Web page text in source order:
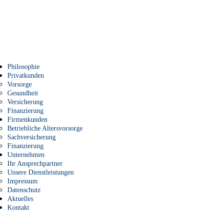
Philosophie
Privatkunden
Vorsorge
Gesundheit
Versicherung
Finanzierung
Firmenkunden
Betriebliche Altersvorsorge
Sachversicherung
Finanzierung
Unternehmen
Ihr Ansprechpartner
Unsere Dienstleistungen
Impressum
Datenschutz
Aktuelles
Kontakt